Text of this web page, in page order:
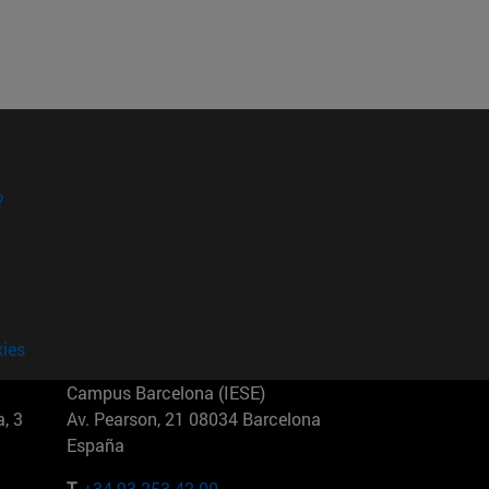
3
Campus Barcelona (IESE)
Av. Pearson, 21 08034 Barcelona
España